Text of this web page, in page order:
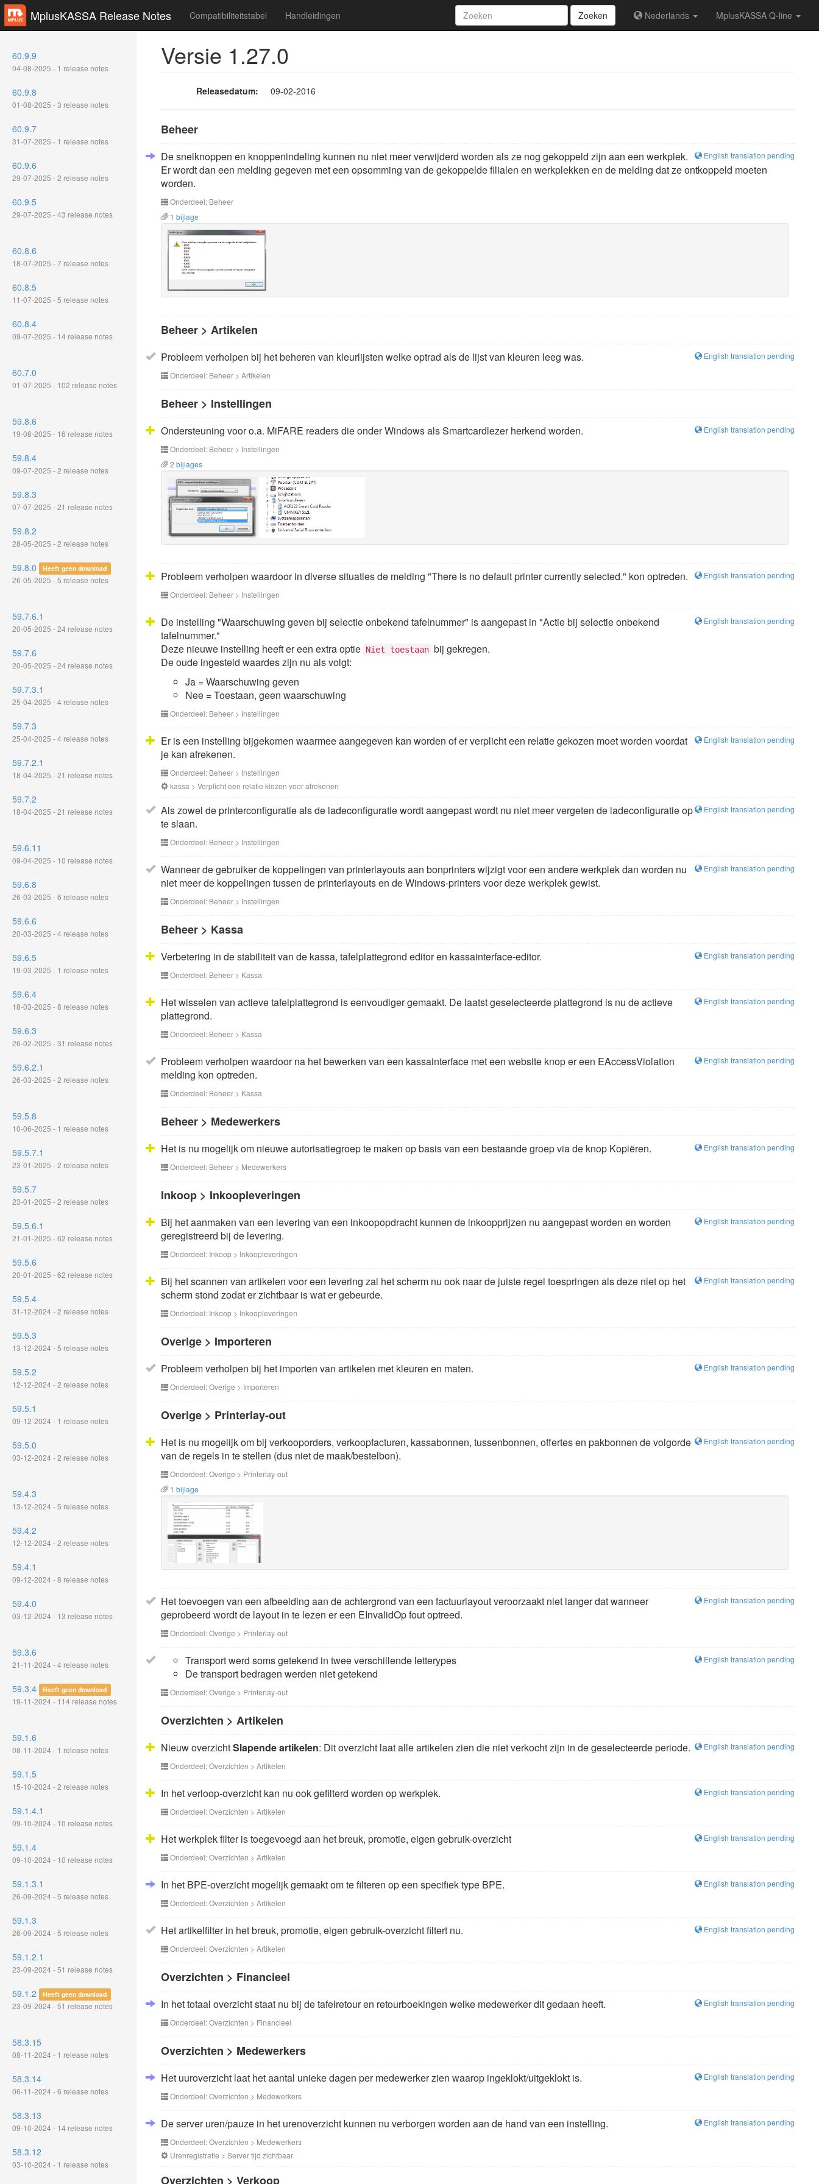
MplusKASSA Release Notes Zoeken Nederlands MplusKASSA Q-line
Compatibiliteitstabel Handleidingen
60.9.9
04-08-2025 - 1 release notes
60.9.8
01-08-2025 - 3 release notes
60.9.7
31-07-2025 - 1 release notes
60.9.6
29-07-2025 - 2 release notes
60.9.5
29-07-2025 - 43 release notes
60.8.6
18-07-2025 - 7 release notes
60.8.5
11-07-2025 - 5 release notes
60.8.4
09-07-2025 - 14 release notes
60.7.0
01-07-2025 - 102 release notes
59.8.6
19-08-2025 - 16 release notes
59.8.4
09-07-2025 - 2 release notes
59.8.3
07-07-2025 - 21 release notes
59.8.2
28-05-2025 - 2 release notes
59.8.0 Heeft geen download
26-05-2025 - 5 release notes
59.7.6.1
20-05-2025 - 24 release notes
59.7.6
20-05-2025 - 24 release notes
59.7.3.1
25-04-2025 - 4 release notes
59.7.3
25-04-2025 - 4 release notes
59.7.2.1
18-04-2025 - 21 release notes
59.7.2
18-04-2025 - 21 release notes
59.6.11
09-04-2025 - 10 release notes
59.6.8
26-03-2025 - 6 release notes
59.6.6
20-03-2025 - 4 release notes
59.6.5
19-03-2025 - 1 release notes
59.6.4
18-03-2025 - 8 release notes
59.6.3
26-02-2025 - 31 release notes
59.6.2.1
26-03-2025 - 2 release notes
59.5.8
10-06-2025 - 1 release notes
59.5.7.1
23-01-2025 - 2 release notes
59.5.7
23-01-2025 - 2 release notes
59.5.6.1
21-01-2025 - 62 release notes
59.5.6
20-01-2025 - 62 release notes
59.5.4
31-12-2024 - 2 release notes
59.5.3
13-12-2024 - 5 release notes
59.5.2
12-12-2024 - 2 release notes
59.5.1
09-12-2024 - 1 release notes
59.5.0
03-12-2024 - 2 release notes
59.4.3
13-12-2024 - 5 release notes
59.4.2
12-12-2024 - 2 release notes
59.4.1
09-12-2024 - 8 release notes
59.4.0
03-12-2024 - 13 release notes
59.3.6
21-11-2024 - 4 release notes
59.3.4 Heeft geen download
19-11-2024 - 114 release notes
59.1.6
08-11-2024 - 1 release notes
59.1.5
15-10-2024 - 2 release notes
59.1.4.1
09-10-2024 - 10 release notes
59.1.4
09-10-2024 - 10 release notes
59.1.3.1
26-09-2024 - 5 release notes
59.1.3
26-09-2024 - 5 release notes
59.1.2.1
23-09-2024 - 51 release notes
59.1.2 Heeft geen download
23-09-2024 - 51 release notes
58.3.15
08-11-2024 - 1 release notes
58.3.14
06-11-2024 - 6 release notes
58.3.13
09-10-2024 - 14 release notes
58.3.12
03-10-2024 - 1 release notes
Versie 1.27.0
Releasedatum: 09-02-2016
Beheer
English translation pending
De snelknoppen en knoppenindeling kunnen nu niet meer verwijderd worden als ze nog gekoppeld zijn aan een werkplek.
Er wordt dan een melding gegeven met een opsomming van de gekoppelde filialen en werkplekken en de melding dat ze ontkoppeld moeten
worden.
Onderdeel: Beheer
1 bijlage
Beheer > Artikelen
English translation pending
Probleem verholpen bij het beheren van kleurlijsten welke optrad als de lijst van kleuren leeg was.
Onderdeel: Beheer > Artikelen
Beheer > Instellingen
English translation pending
Ondersteuning voor o.a. MiFARE readers die onder Windows als Smartcardlezer herkend worden.
Onderdeel: Beheer > Instellingen
2 bijlages
English translation pending
Probleem verholpen waardoor in diverse situaties de melding "There is no default printer currently selected." kon optreden.
Onderdeel: Beheer > Instellingen
English translation pending
De instelling "Waarschuwing geven bij selectie onbekend tafelnummer" is aangepast in "Actie bij selectie onbekend
tafelnummer."
Deze nieuwe instelling heeft er een extra optie Niet toestaan bij gekregen.
De oude ingesteld waardes zijn nu als volgt:
Ja = Waarschuwing geven
Nee = Toestaan, geen waarschuwing
Onderdeel: Beheer > Instellingen
English translation pending
Er is een instelling bijgekomen waarmee aangegeven kan worden of er verplicht een relatie gekozen moet worden voordat
je kan afrekenen.
Onderdeel: Beheer > Instellingen
kassa > Verplicht een relatie kiezen voor afrekenen
English translation pending
Als zowel de printerconfiguratie als de ladeconfiguratie wordt aangepast wordt nu niet meer vergeten de ladeconfiguratie op
te slaan.
Onderdeel: Beheer > Instellingen
English translation pending
Wanneer de gebruiker de koppelingen van printerlayouts aan bonprinters wijzigt voor een andere werkplek dan worden nu
niet meer de koppelingen tussen de printerlayouts en de Windows-printers voor deze werkplek gewist.
Onderdeel: Beheer > Instellingen
Beheer > Kassa
English translation pending
Verbetering in de stabiliteit van de kassa, tafelplattegrond editor en kassainterface-editor.
Onderdeel: Beheer > Kassa
English translation pending
Het wisselen van actieve tafelplattegrond is eenvoudiger gemaakt. De laatst geselecteerde plattegrond is nu de actieve
plattegrond.
Onderdeel: Beheer > Kassa
English translation pending
Probleem verholpen waardoor na het bewerken van een kassainterface met een website knop er een EAccessViolation
melding kon optreden.
Onderdeel: Beheer > Kassa
Beheer > Medewerkers
English translation pending
Het is nu mogelijk om nieuwe autorisatiegroep te maken op basis van een bestaande groep via de knop Kopiëren.
Onderdeel: Beheer > Medewerkers
Inkoop > Inkoopleveringen
English translation pending
Bij het aanmaken van een levering van een inkoopopdracht kunnen de inkoopprijzen nu aangepast worden en worden
geregistreerd bij de levering.
Onderdeel: Inkoop > Inkoopleveringen
English translation pending
Bij het scannen van artikelen voor een levering zal het scherm nu ook naar de juiste regel toespringen als deze niet op het
scherm stond zodat er zichtbaar is wat er gebeurde.
Onderdeel: Inkoop > Inkoopleveringen
Overige > Importeren
English translation pending
Probleem verholpen bij het importen van artikelen met kleuren en maten.
Onderdeel: Overige > Importeren
Overige > Printerlay-out
English translation pending
Het is nu mogelijk om bij verkooporders, verkoopfacturen, kassabonnen, tussenbonnen, offertes en pakbonnen de volgorde
van de regels in te stellen (dus niet de maak/bestelbon).
Onderdeel: Overige > Printerlay-out
1 bijlage
English translation pending
Het toevoegen van een afbeelding aan de achtergrond van een factuurlayout veroorzaakt niet langer dat wanneer
geprobeerd wordt de layout in te lezen er een EInvalidOp fout optreed.
Onderdeel: Overige > Printerlay-out
English translation pending
Transport werd soms getekend in twee verschillende letterypes
De transport bedragen werden niet getekend
Onderdeel: Overige > Printerlay-out
Overzichten > Artikelen
English translation pending
Nieuw overzichtSlapende artikelen: Dit overzicht laat alle artikelen zien die niet verkocht zijn in de geselecteerde periode.
Onderdeel: Overzichten > Artikelen
English translation pending
In het verloop-overzicht kan nu ook gefilterd worden op werkplek.
Onderdeel: Overzichten > Artikelen
English translation pending
Het werkplek filter is toegevoegd aan het breuk, promotie, eigen gebruik-overzicht
Onderdeel: Overzichten > Artikelen
English translation pending
In het BPE-overzicht mogelijk gemaakt om te filteren op een specifiek type BPE.
Onderdeel: Overzichten > Artikelen
English translation pending
Het artikelfilter in het breuk, promotie, eigen gebruik-overzicht filtert nu.
Onderdeel: Overzichten > Artikelen
Overzichten > Financieel
English translation pending
In het totaal overzicht staat nu bij de tafelretour en retourboekingen welke medewerker dit gedaan heeft.
Onderdeel: Overzichten > Financieel
Overzichten > Medewerkers
English translation pending
Het uuroverzicht laat het aantal unieke dagen per medewerker zien waarop ingeklokt/uitgeklokt is.
Onderdeel: Overzichten > Medewerkers
English translation pending
De server uren/pauze in het urenoverzicht kunnen nu verborgen worden aan de hand van een instelling.
Onderdeel: Overzichten > Medewerkers
Urenregistratie > Server tijd zichtbaar
Overzichten > Verkoop